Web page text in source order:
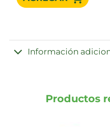
Información
Productos